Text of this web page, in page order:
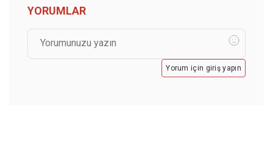
YORUMLAR
Yorum için giriş yapın